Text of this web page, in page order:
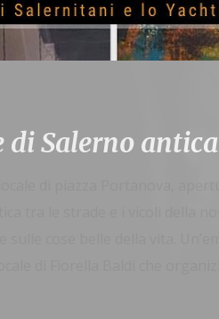
di Salerno antica